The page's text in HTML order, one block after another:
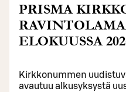
PRISMA
ELOKUUSSA
Kirkkonummen
avautuu alkusyksystä